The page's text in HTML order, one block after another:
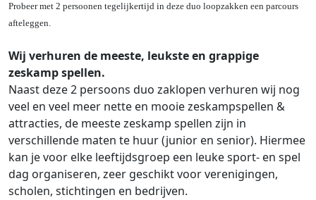
Probeer met 2 persoonen tegelijkertijd in deze duo loopzakken een parcours
afteleggen.
Wij verhuren de meeste, leukste en grappige
zeskamp spellen.
Naast deze 2 persoons duo zaklopen verhuren wij nog
veel en veel meer nette en mooie zeskampspellen &
attracties, de meeste zeskamp spellen zijn in
verschillende maten te huur (junior en senior). Hiermee
kan je voor elke leeftijdsgroep een leuke sport- en spel
dag organiseren, zeer geschikt voor verenigingen,
scholen, stichtingen en bedrijven.